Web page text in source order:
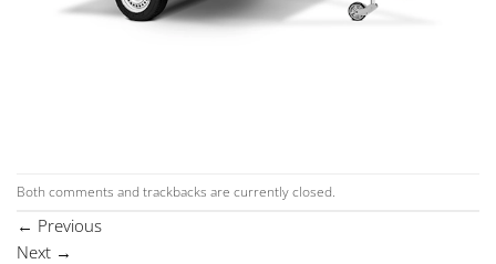
Both comments and trackbacks are currently closed.
← Previous
Next →